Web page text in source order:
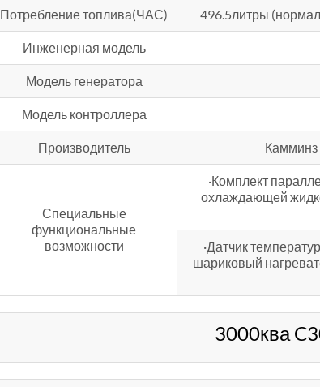
Потребление топлива(ЧАС) 496.5литры
Инженерная модель
Модель генератора
Модель контроллера
Производитель Камминз
Специальные
функциональные
возможности
·Комплект
охлаждающей
·Датчик
шариковый
3000ква